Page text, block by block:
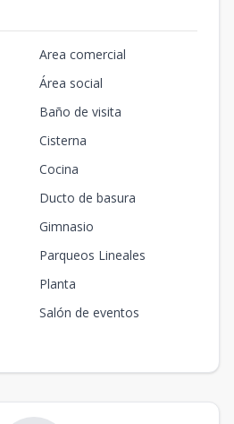
Area comercial
Área social
Baño de visita
Cisterna
Cocina
Ducto de basura
Gimnasio
Parqueos Lineales
Planta
Salón de eventos